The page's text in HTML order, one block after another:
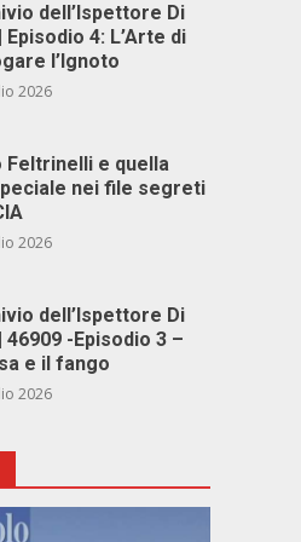
dell’Ispettore Di
Episodio 4: L’Arte di
l’Ignoto
2026
Feltrinelli e quella
nei file segreti
2026
dell’Ispettore Di
46909 -Episodio 3 –
e il fango
2026